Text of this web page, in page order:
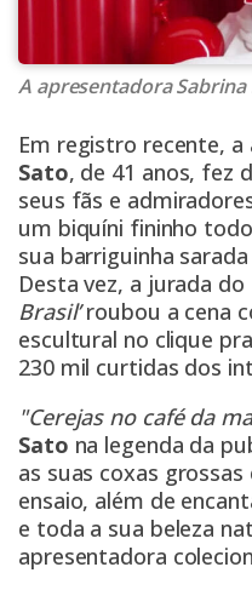
A apresentadora
Em registro recente,
Sato, de 41 anos, fez
seus fãs e
um biquíni fininho
sua barriguinha
Desta vez, a jurada do
Brasil’roubou a cena
escultural no clique
230 mil curtidas dos
"Cerejas no café da
Sato na legenda da
as suas coxas
ensaio, além de
e toda a sua beleza
apresentadora